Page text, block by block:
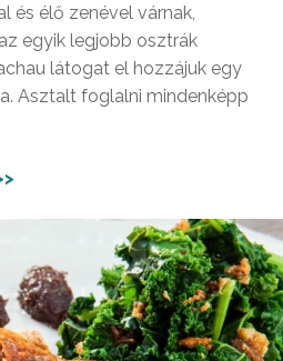
és élő zenével várnak,
egyik legjobb osztrák
látogat el hozzájuk egy
Asztalt foglalni mindenképp